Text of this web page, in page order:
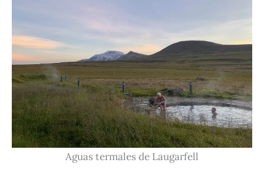
Aguas termales de Laugarfell